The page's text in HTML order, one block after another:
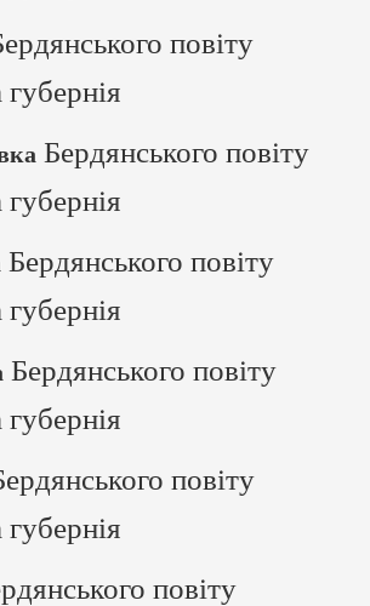
повіту
губернія
Бердянського повіту
губернія
Бердянського повіту
губернія
Бердянського повіту
губернія
повіту
губернія
повіту